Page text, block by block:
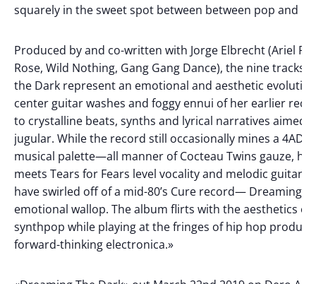
squarely in the sweet spot between between pop and
Produced by and co-written with Jorge Elbrecht (Ariel
Rose, Wild Nothing, Gang Gang Dance), the nine tracks
the Dark represent an emotional and aesthetic
center guitar washes and foggy ennui of her earlier
to crystalline beats, synths and lyrical narratives aimed
jugular. While the record still occasionally mines a 4AD-
musical palette—all manner of Cocteau Twins gauze,
meets Tears for Fears level vocality and melodic guitar
have swirled off of a mid-80’s Cure record— Dreaming
emotional wallop. The album flirts with the aesthetics of
synthpop while playing at the fringes of hip hop
forward-thinking electronica.»